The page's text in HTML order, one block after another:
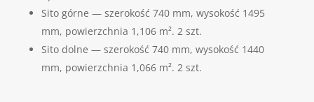
Sito górne — szerokość 740 mm, wysokość 1495
mm, powierzchnia 1,106 m². 2 szt.
Sito dolne — szerokość 740 mm, wysokość 1440
mm, powierzchnia 1,066 m². 2 szt.